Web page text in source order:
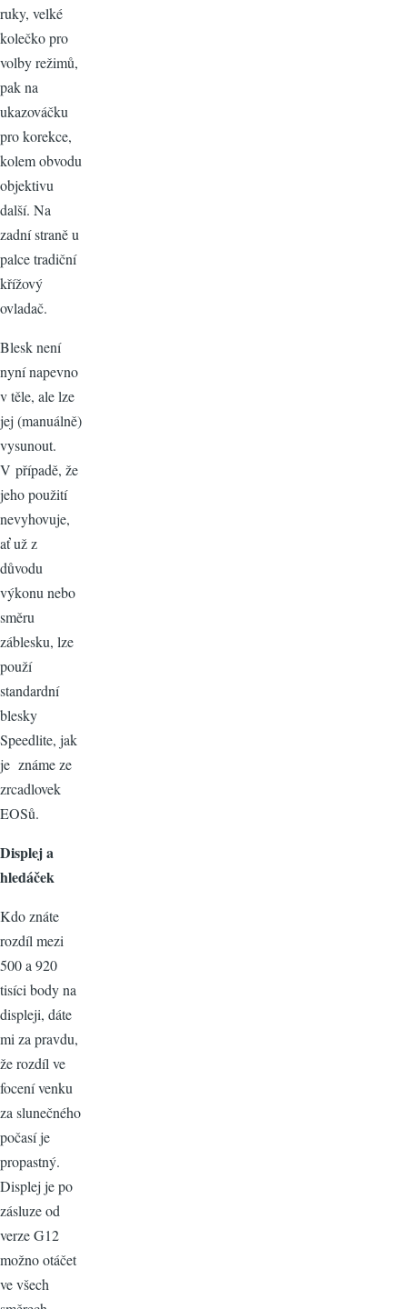
ruky, velké
kolečko pro
volby režimů,
pak na
ukazováčku
pro korekce,
kolem obvodu
objektivu
další. Na
zadní straně u
palce tradiční
křížový
ovladač.
Blesk není
nyní napevno
v těle, ale lze
jej (manuálně)
vysunout.
V případě, že
jeho použití
nevyhovuje,
ať už z
důvodu
výkonu nebo
směru
záblesku, lze
použí
standardní
blesky
Speedlite, jak
je známe ze
zrcadlovek
EOSů.
Displej a
hledáček
Kdo znáte
rozdíl mezi
500 a 920
tisíci body na
displeji, dáte
mi za pravdu,
že rozdíl ve
focení venku
za slunečného
počasí je
propastný.
Displej je po
zásluze od
verze G12
možno otáčet
ve všech